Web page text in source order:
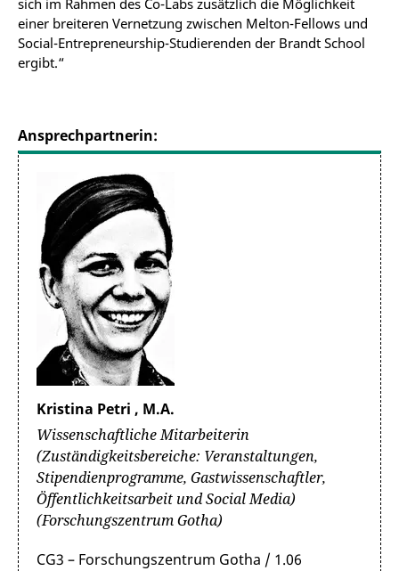
sich im Rahmen des Co-Labs zusätzlich die Möglichkeit
einer breiteren Vernetzung zwischen Melton-Fellows und
Social-Entrepreneurship-Studierenden der Brandt School
ergibt.“
Ansprechpartnerin:
Kristina Petri , M.A.
Wissenschaftliche Mitarbeiterin
(Zuständigkeitsbereiche: Veranstaltungen,
Stipendienprogramme, Gastwissenschaftler,
Öffentlichkeitsarbeit und Social Media)
(Forschungszentrum Gotha)
CG3 – Forschungszentrum Gotha / 1.06